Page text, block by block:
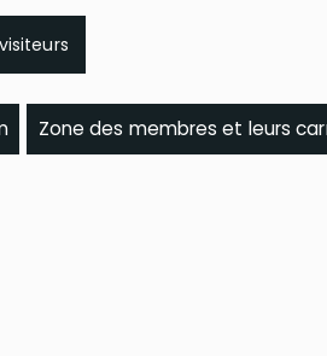
Zone des membres et leurs